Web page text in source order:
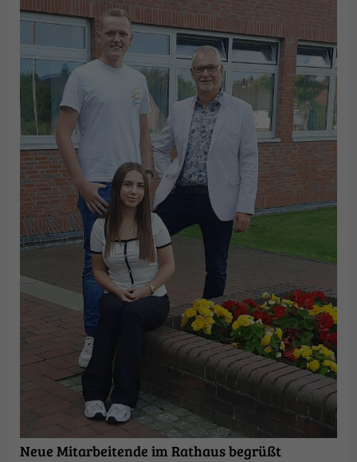
Neue Mitarbeitende im Rathaus begrüßt